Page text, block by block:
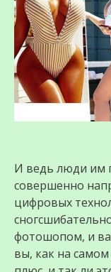
И ведь люди им
совершенно
цифровых
фотошопом, и
вы, как на